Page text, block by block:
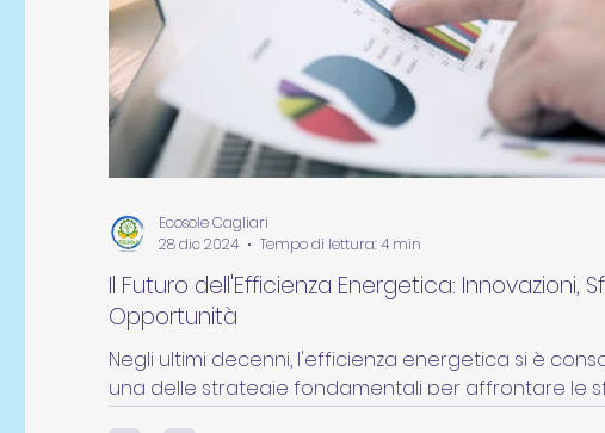
Il Futuro dell'Efficienza Energetica: Innovazioni,
Opportunità
Negli ultimi decenni, l'efficienza energetica si è
una delle strategie fondamentali per affrontare le
Ecosole Cagliari
28 dic 2024
Tempo di lettura: 4 min